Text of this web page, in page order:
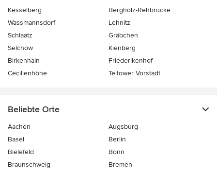
Kesselberg
Bergholz-Rehbrücke
Wassmannsdorf
Lehnitz
Schlaatz
Gräbchen
Selchow
Kienberg
Birkenhain
Friederikenhof
Cecilienhöhe
Teltower Vorstadt
Beliebte Orte
Aachen
Augsburg
Basel
Berlin
Bielefeld
Bonn
Braunschweig
Bremen